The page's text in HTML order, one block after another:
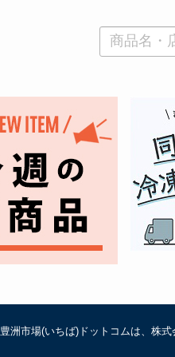
豊洲市場(いちば)ドットコムは、株